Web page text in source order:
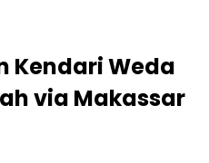
Kendari Weda
via Makassar